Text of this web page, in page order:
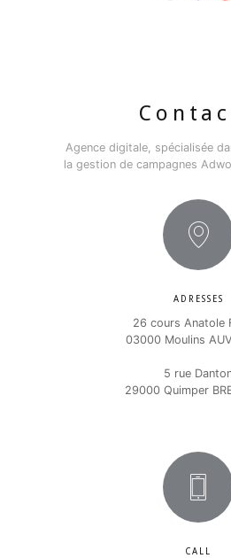
Agence digitale, spécialisée
la gestion de campagnes
ADRESSES
26 cours Anatole
03000 Moulins
5 rue
29000 Quimper
CALL